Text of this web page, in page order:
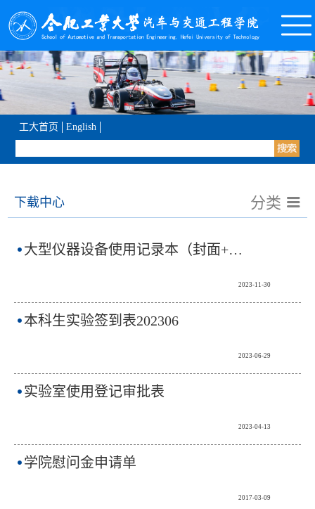
工大首页 English
下载中心 分类
大型仪器设备使用记录本（封面+表格）
2023-11-30
本科生实验签到表202306
2023-06-29
实验室使用登记审批表
2023-04-13
学院慰问金申请单
2017-03-09